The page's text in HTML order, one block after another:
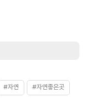
#자연 #자연좋은곳